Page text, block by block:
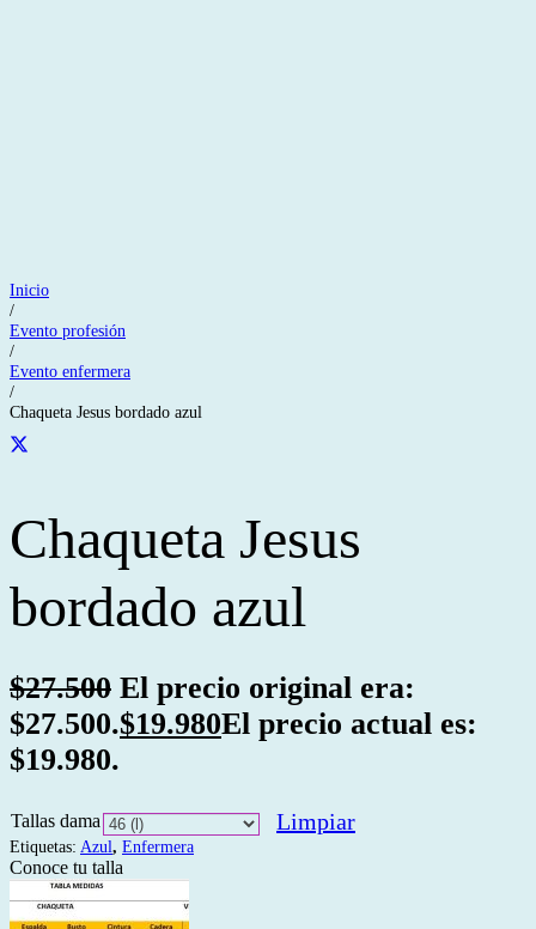
Inicio
/
Evento profesión
/
Evento enfermera
/
Chaqueta Jesus bordado azul
Chaqueta Jesus
bordado azul
$27.500 El precio original era:
$27.500.$19.980El precio actual es:
$19.980.
Tallas dama Limpiar
Etiquetas: Azul, Enfermera
Conoce tu talla